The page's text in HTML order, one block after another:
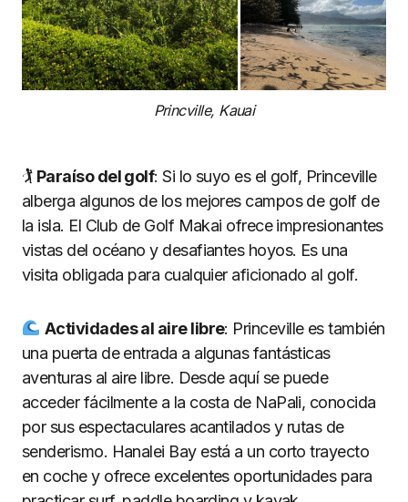
Princville, Kauai
🏌️ Paraíso del golf: Si lo suyo es el golf, Princeville
alberga algunos de los mejores campos de golf de
la isla. El Club de Golf Makai ofrece impresionantes
vistas del océano y desafiantes hoyos. Es una
visita obligada para cualquier aficionado al golf.
Actividades al aire libre: Princeville es también
una puerta de entrada a algunas fantásticas
aventuras al aire libre. Desde aquí se puede
acceder fácilmente a la costa de NaPali, conocida
por sus espectaculares acantilados y rutas de
senderismo. Hanalei Bay está a un corto trayecto
en coche y ofrece excelentes oportunidades para